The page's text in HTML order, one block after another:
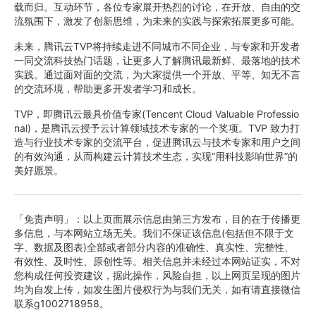
载而归。互动环节，各位专家展开热烈的讨论，在开放、自由的交
流氛围下，激发了创新思维，为未来的实践与探索拓展更多可能。
未来，腾讯云TVP将持续走进不同城市不同企业，与专家和开发者
一同交流科技热门话题，让更多人了解腾讯最新鲜、最落地的技术
实践。通过面对面的交流，为大家提供一个开放、平等、知无不言
的交流环境，帮助更多开发者学习和成长。
TVP，即腾讯云最具价值专家(Tencent Cloud Valuable Professio
nal)，是腾讯云授予云计算领域技术专家的一个奖项。TVP 致力打
造与行业技术专家的交流平台，促进腾讯云与技术专家和用户之间
的有效沟通，从而构建云计算技术生态，实现“用科技影响世界”的
美好愿景。
「免责声明」：以上页面展示信息由第三方发布，目的在于传播更
多信息，与本网站立场无关。我们不保证该信息(包括但不限于文
字、数据及图表)全部或者部分内容的准确性、真实性、完整性、
有效性、及时性、原创性等。相关信息并未经过本网站证实，不对
您构成任何投资建议，据此操作，风险自担，以上网页呈现的图片
均为自发上传，如发生图片侵权行为与我们无关，如有请直接微信
联系g1002718958。